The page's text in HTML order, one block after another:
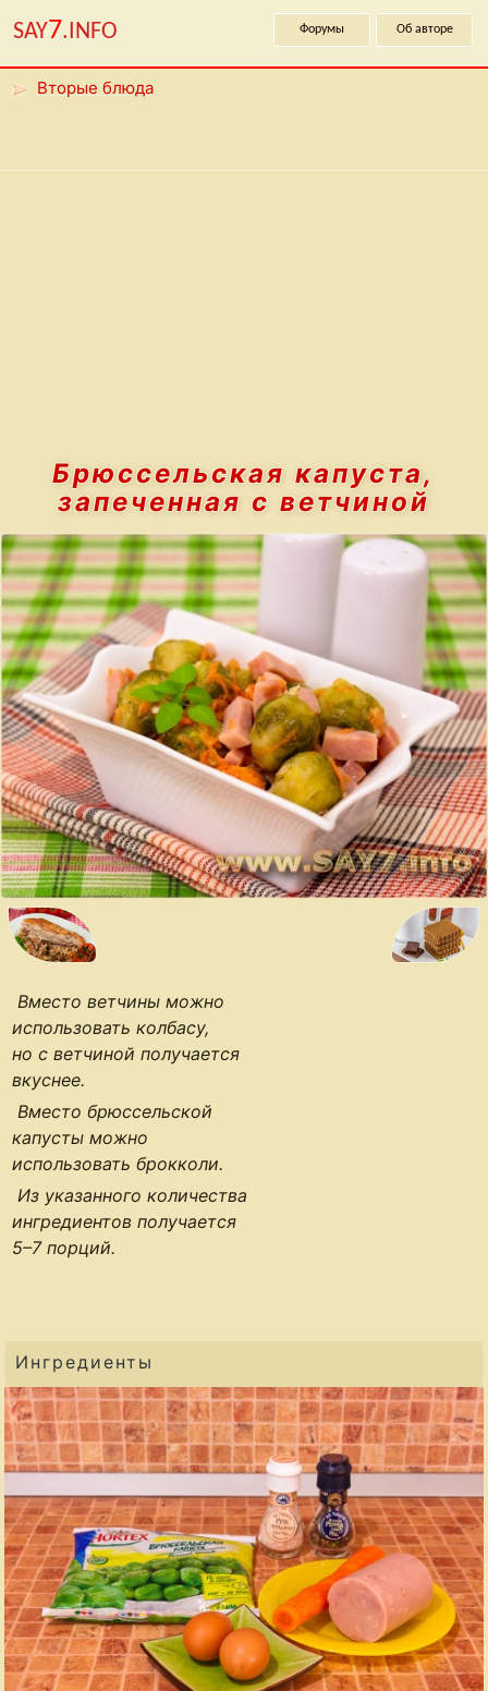
SAY7.INFO Форумы Об авторе
Вторые блюда
Брюссельская капуста,
запеченная с ветчиной
Вместо ветчины можно
использовать колбасу,
но с ветчиной получается
вкуснее.
Вместо брюссельской
капусты можно
использовать брокколи.
Из указанного количества
ингредиентов получается
5–7 порций.
Ингредиенты